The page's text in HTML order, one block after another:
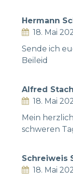
Hermann
18. Mai
Sende ich
Beileid
Alfred
18. Mai
Mein
schweren
Schreiweis
18. Mai